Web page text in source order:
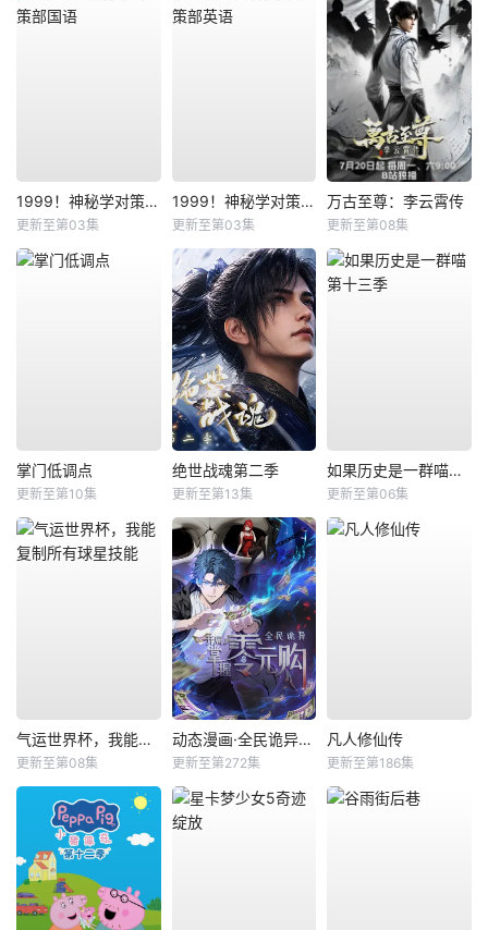
1999！神秘学对策部国语
更新至第03集
1999！神秘学对策部英语
更新至第03集
万古至尊：李云霄传
更新至第08集
掌门低调点
更新至第10集
绝世战魂第二季
更新至第13集
如果历史是一群喵第十三季
更新至第06集
气运世界杯，我能复制所有球星技能
更新至第08集
动态漫画·全民诡异：开局掌握零元购
更新至第272集
凡人修仙传
更新至第186集